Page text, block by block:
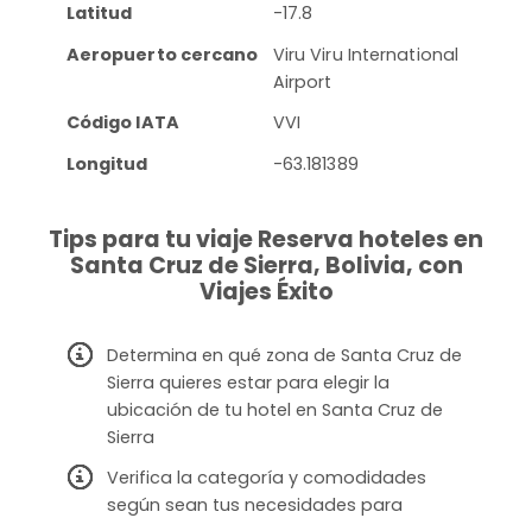
Latitud
-17.8
Aeropuerto cercano
Viru Viru International
Airport
Código IATA
VVI
Longitud
-63.181389
Tips para tu viaje Reserva hoteles en
Santa Cruz de Sierra, Bolivia, con
Viajes Éxito
Determina en qué zona de Santa Cruz de
Sierra quieres estar para elegir la
ubicación de tu hotel en Santa Cruz de
Sierra
Verifica la categoría y comodidades
según sean tus necesidades para